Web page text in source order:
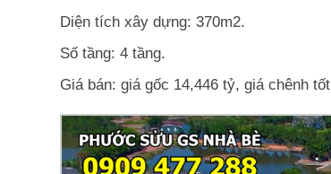
Diện tích xây dựng: 370m2.
Số tầng: 4 tầng.
Giá bán: giá gốc 14,446 tỷ, giá chênh